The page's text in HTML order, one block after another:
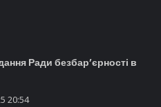
Ради безбар’єрності в
20:54